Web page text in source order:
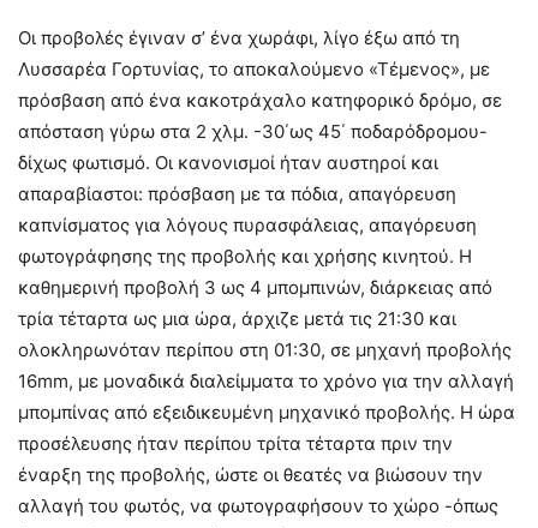
Οι προβολές έγιναν σ’ ένα χωράφι, λίγο έξω από τη
Λυσσαρέα Γορτυνίας, το αποκαλούμενο «Τέμενος», με
πρόσβαση από ένα κακοτράχαλο κατηφορικό δρόμο, σε
απόσταση γύρω στα 2 χλμ. -30΄ως 45΄ ποδαρόδρομου-
δίχως φωτισμό. Οι κανονισμοί ήταν αυστηροί και
απαραβίαστοι: πρόσβαση με τα πόδια, απαγόρευση
καπνίσματος για λόγους πυρασφάλειας, απαγόρευση
φωτογράφησης της προβολής και χρήσης κινητού. Η
καθημερινή προβολή 3 ως 4 μπομπινών, διάρκειας από
τρία τέταρτα ως μια ώρα, άρχιζε μετά τις 21:30 και
ολοκληρωνόταν περίπου στη 01:30, σε μηχανή προβολής
16mm, με μοναδικά διαλείμματα το χρόνο για την αλλαγή
μπομπίνας από εξειδικευμένη μηχανικό προβολής. Η ώρα
προσέλευσης ήταν περίπου τρίτα τέταρτα πριν την
έναρξη της προβολής, ώστε οι θεατές να βιώσουν την
αλλαγή του φωτός, να φωτογραφήσουν το χώρο -όπως